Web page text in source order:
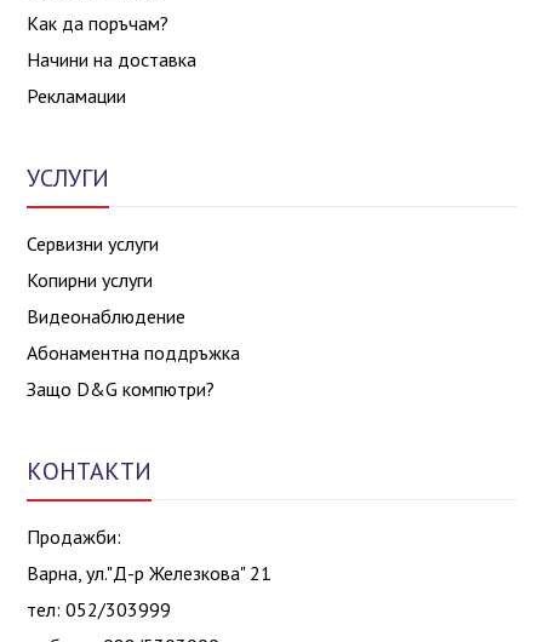
Как да поръчам?
Начини на доставка
Рекламации
УСЛУГИ
Сервизни услуги
Копирни услуги
Видеонаблюдение
Абонаментна поддръжка
Защо D&G компютри?
КОНТАКТИ
Продажби:
Варна, ул."Д-р Железкова" 21
тел: 052/303999